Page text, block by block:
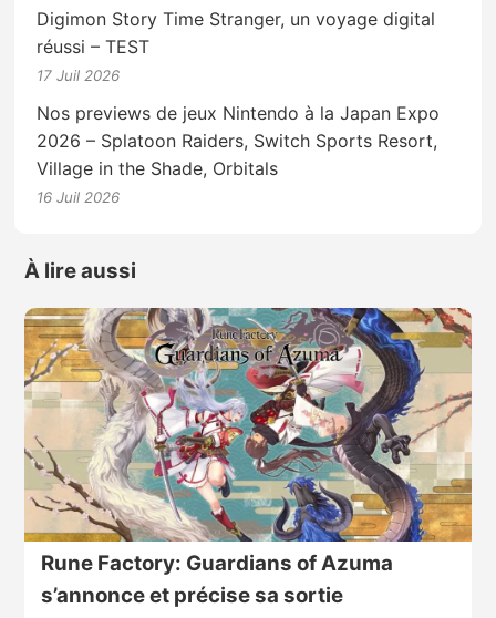
Digimon Story Time Stranger, un voyage digital
réussi – TEST
17 Juil 2026
Nos previews de jeux Nintendo à la Japan Expo
2026 – Splatoon Raiders, Switch Sports Resort,
Village in the Shade, Orbitals
16 Juil 2026
À lire aussi
Rune Factory: Guardians of Azuma
s’annonce et précise sa sortie